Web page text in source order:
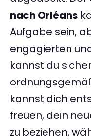
nach Orléans
Aufgabe sein,
engagierten
kannst du
kannst dich
freuen, dein
zu beziehen,